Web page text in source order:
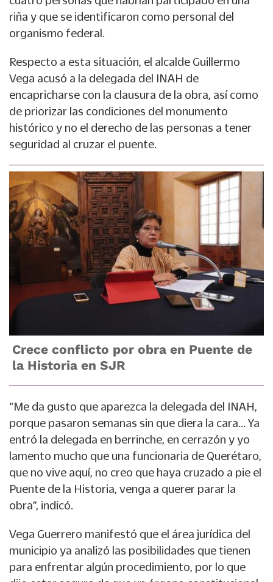
riña y que se identificaron como personal del
organismo federal.
Respecto a esta situación, el alcalde Guillermo
Vega acusó a la delegada del INAH de
encapricharse con la clausura de la obra, así como
de priorizar las condiciones del monumento
histórico y no el derecho de las personas a tener
seguridad al cruzar el puente.
Crece conflicto por obra en Puente de
la Historia en SJR
“Me da gusto que aparezca la delegada del INAH,
porque pasaron semanas sin que diera la cara… Ya
entró la delegada en berrinche, en cerrazón y yo
lamento mucho que una funcionaria de Querétaro,
que no vive aquí, no creo que haya cruzado a pie el
Puente de la Historia, venga a querer parar la
obra”, indicó.
Vega Guerrero manifestó que el área jurídica del
municipio ya analizó las posibilidades que tienen
para enfrentar algún procedimiento, por lo que